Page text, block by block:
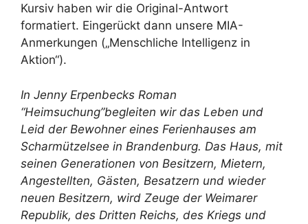
Kursiv haben wir die Original-Antwort
formatiert. Eingerückt dann unsere MIA-
Anmerkungen („Menschliche Intelligenz in
Aktion“).
In Jenny Erpenbecks Roman
“Heimsuchung”begleiten wir das Leben und
Leid der Bewohner eines Ferienhauses am
Scharmützelsee in Brandenburg. Das Haus, mit
seinen Generationen von Besitzern, Mietern,
Angestellten, Gästen, Besatzern und wieder
neuen Besitzern, wird Zeuge der Weimarer
Republik, des Dritten Reichs, des Kriegs und